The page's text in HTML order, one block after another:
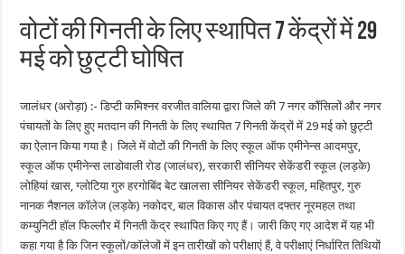
वोटों की गिनती के लिए स्थापित 7 केंद्रों में 29
मई को छुट्टी घोषित
जालंधर (अरोड़ा) :- डिप्टी कमिश्नर वरजीत वालिया द्वारा जिले की 7 नगर कौंसिलों और नगर
पंचायतों के लिए हुए मतदान की गिनती के लिए स्थापित 7 गिनती केंद्रों में 29 मई को छुट्टी
का ऐलान किया गया है। जिले में वोटों की गिनती के लिए स्कूल ऑफ एमीनेन्स आदमपुर,
स्कूल ऑफ एमीनेन्स लाडोवाली रोड (जालंधर), सरकारी सीनियर सेकेंडरी स्कूल (लड़के)
लोहियां खास, ग्लोटिया गुरु हरगोबिंद बेट खालसा सीनियर सेकेंडरी स्कूल, महितपुर, गुरु
नानक नैशनल कॉलेज (लड़के) नकोदर, बाल विकास और पंचायत दफ्तर नूरमहल तथा
कम्युनिटी हॉल फिल्लौर में गिनती केंद्र स्थापित किए गए हैं। जारी किए गए आदेश में यह भी
कहा गया है कि जिन स्कूलों/कॉलेजों में इन तारीखों को परीक्षाएं हैं, वे परीक्षाएं निर्धारित तिथियों